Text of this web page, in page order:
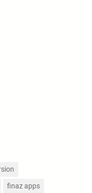
finaz apps